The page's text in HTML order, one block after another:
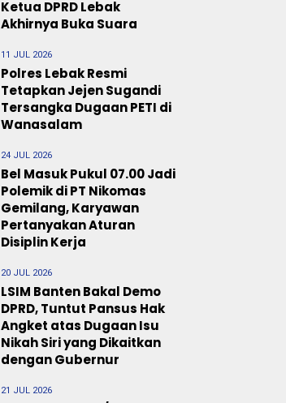
Ketua DPRD Lebak
Akhirnya Buka Suara
11 JUL 2026
Polres Lebak Resmi
Tetapkan Jejen Sugandi
Tersangka Dugaan PETI di
Wanasalam
24 JUL 2026
Bel Masuk Pukul 07.00 Jadi
Polemik di PT Nikomas
Gemilang, Karyawan
Pertanyakan Aturan
Disiplin Kerja
20 JUL 2026
LSIM Banten Bakal Demo
DPRD, Tuntut Pansus Hak
Angket atas Dugaan Isu
Nikah Siri yang Dikaitkan
dengan Gubernur
21 JUL 2026